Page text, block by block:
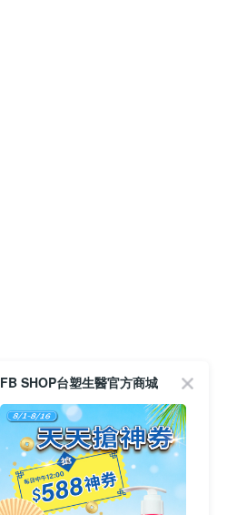
FB SHOP台塑生醫官方商城